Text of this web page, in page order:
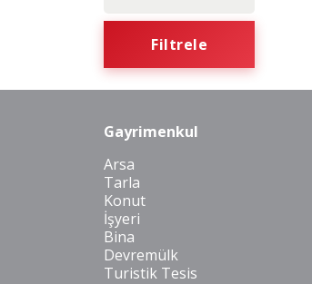
Filtrele
Gayrimenkul
Arsa
Tarla
Konut
İşyeri
Bina
Devremülk
Turistik Tesis